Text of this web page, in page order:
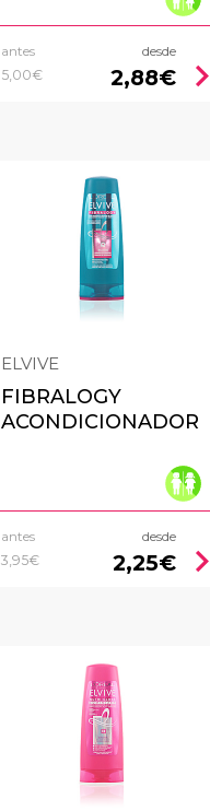
antes
5,00€
desde
2,88€ chevron_right
ELVIVE
FIBRALOGY
ACONDICIONADOR
antes
3,95€
desde
2,25€ chevron_right